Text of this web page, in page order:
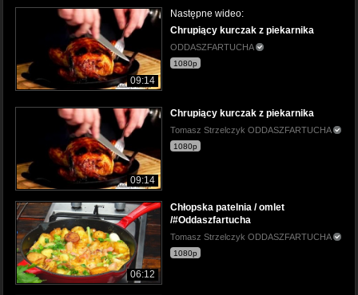
09:14
Następne wideo:
Chrupiący kurczak z piekarnika
ODDASZFARTUCHA
1080p
09:14
Chrupiący kurczak z piekarnika
Tomasz Strzelczyk ODDASZFARTUCHA
1080p
06:12
Chłopska patelnia / omlet
/#Oddaszfartucha
Tomasz Strzelczyk ODDASZFARTUCHA
1080p